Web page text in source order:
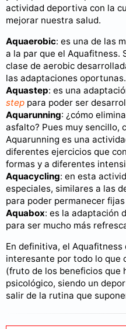
actividad deportiva con la
mejorar nuestra salud.
Aquaerobic: es una de las
a la par que el Aquafitness.
clase de aerobic
las adaptaciones oportunas.
Aquastep: es una
step para poder ser
Aquarunning: ¿cómo
asfalto? Pues muy sencillo,
Aquarunning es una
diferentes ejercicios que
formas y a diferentes
Aquacycling: en esta
especiales, similares a las
para poder permanecer
Aquabox: es la adaptación
para ser mucho más
En definitiva, el
interesante por todo lo que
(fruto de los beneficios que
psicológico, siendo un
salir de la rutina que